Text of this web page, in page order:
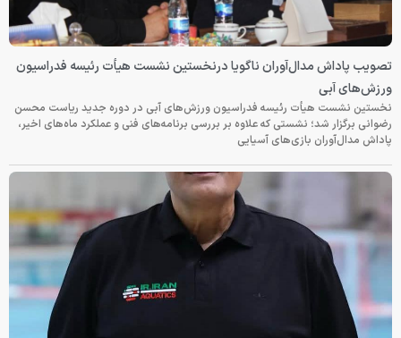
تصویب پاداش مدال‌آوران ناگویا درنخستین نشست هیأت رئیسه فدراسیون
ورزش‌های آبی
نخستین نشست هیأت رئیسه فدراسیون ورزش‌های آبی در دوره جدید ریاست محسن
رضوانی برگزار شد؛ نشستی که علاوه بر بررسی برنامه‌های فنی و عملکرد ماه‌های اخیر،
پاداش مدال‌آوران بازی‌های آسیایی